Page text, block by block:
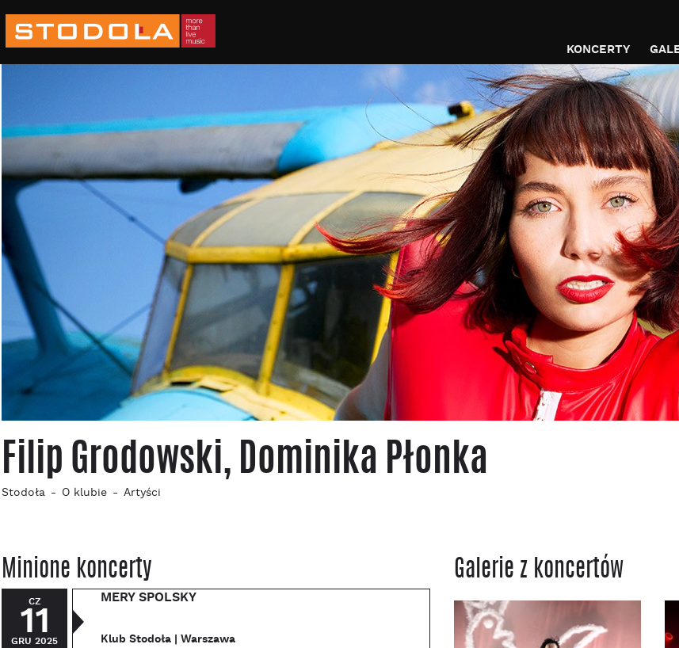
KONCERTY
Filip Grodowski, Dominika Płonka
Stodoła O klubie Artyści
Minione koncerty
CZ
11
GRU 2025
MERY SPOLSKY
Klub Stodoła | Warszawa
Galerie z koncertów